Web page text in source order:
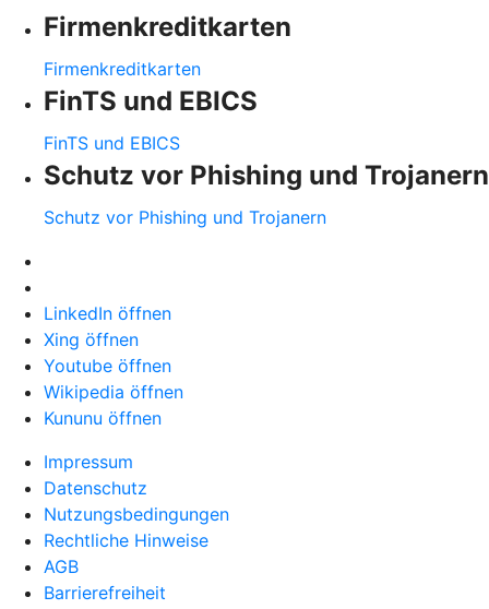
Firmenkreditkarten
Firmenkreditkarten
FinTS und EBICS
FinTS und EBICS
Schutz vor Phishing und Trojanern
Schutz vor Phishing und Trojanern
LinkedIn öffnen
Xing öffnen
Youtube öffnen
Wikipedia öffnen
Kununu öffnen
Impressum
Datenschutz
Nutzungsbedingungen
Rechtliche Hinweise
AGB
Barrierefreiheit